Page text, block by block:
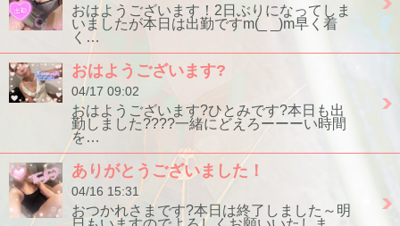
おはようございます！2日ぶりになってしま
いましたが本日は出勤ですm(_ _)m早く着
く…
おはようございます?
04/17 09:02
おはようございます?ひとみです?本日も出
勤しました????一緒にどえろーーーい時間
を…
ありがとうございました！
04/16 15:31
おつかれさまです?本日は終了しました～明